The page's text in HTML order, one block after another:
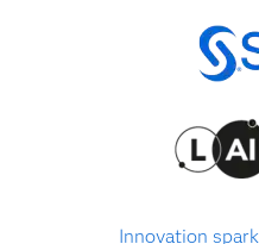
Innovation